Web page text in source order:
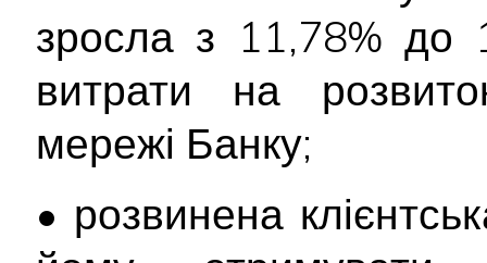
зросла з 11,78% до
витрати на
мережі Банку;
• розвинена